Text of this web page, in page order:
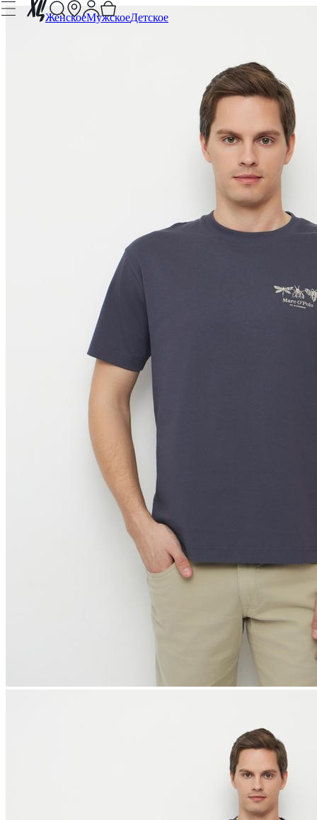
ЖенскоеМужскоеДетское